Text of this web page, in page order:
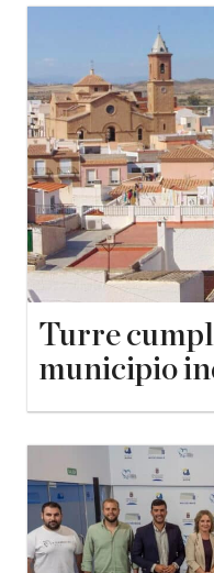
Turre
municipio